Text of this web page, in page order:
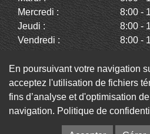
Mercredi :
8:00 -
Jeudi :
8:00 -
Vendredi :
8:00 -
Dimanche :
Fermé
Facebook
En poursuivant votre navigation
acceptez l'utilisation de fichiers
fins d’analyse et d'optimisation
navigation. Politique de